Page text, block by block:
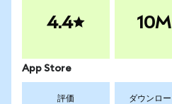
4.4
App Store
評価 ダウンロ